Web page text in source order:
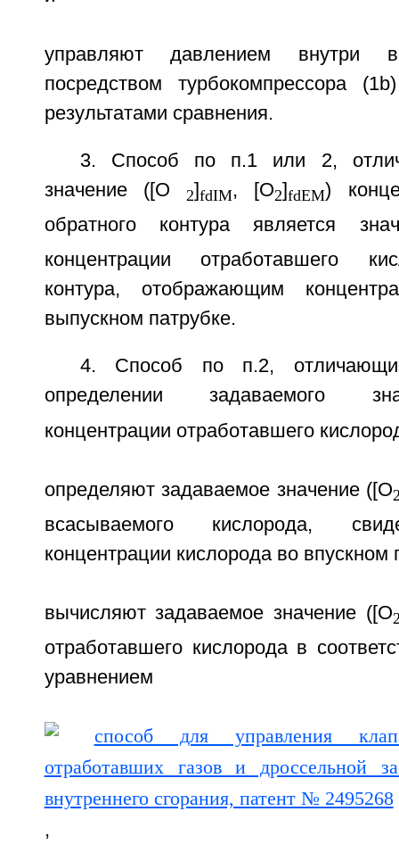
управляют давлением внутри
посредством турбокомпрессора
результатами сравнения.
3. Способ по п.1 или 2,
значение ([О 2]fdIM, [O2]fdEM)
обратного контура является
концентрации отработавшего
контура, отображающим
выпускном патрубке.
4. Способ по п.2,
определении задаваемого
концентрации отработавшего
определяют задаваемое значение ([O
всасываемого кислорода,
концентрации кислорода во впускном
вычисляют задаваемое значение ([O
отработавшего кислорода в
уравнением
,